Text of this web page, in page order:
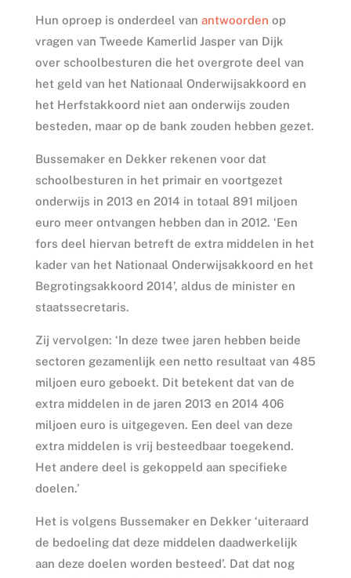
Hun oproep is onderdeel van antwoorden op
vragen van Tweede Kamerlid Jasper van Dijk
over schoolbesturen die het overgrote deel van
het geld van het Nationaal Onderwijsakkoord en
het Herfstakkoord niet aan onderwijs zouden
besteden, maar op de bank zouden hebben gezet.
Bussemaker en Dekker rekenen voor dat
schoolbesturen in het primair en voortgezet
onderwijs in 2013 en 2014 in totaal 891 miljoen
euro meer ontvangen hebben dan in 2012. ‘Een
fors deel hiervan betreft de extra middelen in het
kader van het Nationaal Onderwijsakkoord en het
Begrotingsakkoord 2014’, aldus de minister en
staatssecretaris.
Zij vervolgen: ‘In deze twee jaren hebben beide
sectoren gezamenlijk een netto resultaat van 485
miljoen euro geboekt. Dit betekent dat van de
extra middelen in de jaren 2013 en 2014 406
miljoen euro is uitgegeven. Een deel van deze
extra middelen is vrij besteedbaar toegekend.
Het andere deel is gekoppeld aan specifieke
doelen.’
Het is volgens Bussemaker en Dekker ‘uiteraard
de bedoeling dat deze middelen daadwerkelijk
aan deze doelen worden besteed’. Dat dat nog